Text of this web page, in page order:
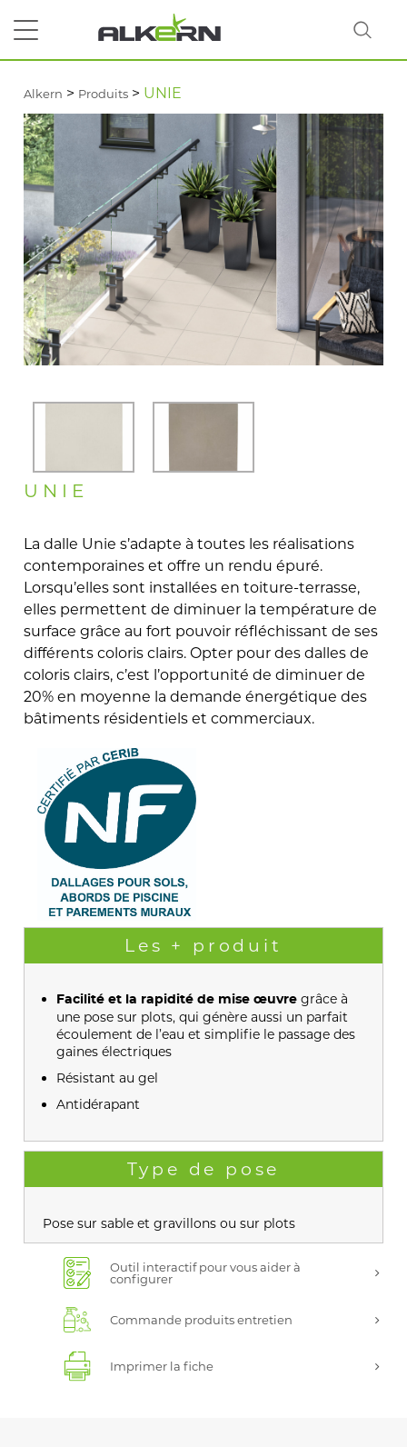
RECHERCHER
Alkern > Produits > UNIE
UNIE
La dalle Unie s’adapte à toutes les réalisations
contemporaines et offre un rendu épuré.
Lorsqu’elles sont installées en toiture-terrasse,
elles permettent de diminuer la température de
surface grâce au fort pouvoir réfléchissant de ses
différents coloris clairs. Opter pour des dalles de
coloris clairs, c’est l’opportunité de diminuer de
20% en moyenne la demande énergétique des
bâtiments résidentiels et commerciaux.
Les + produit
Facilité et la rapidité de mise œuvre grâce à
une pose sur plots, qui génère aussi un parfait
écoulement de l’eau et simplifie le passage des
gaines électriques
Résistant au gel
Antidérapant
Type de pose
Pose sur sable et gravillons ou sur plots
Outil interactif pour vous aider à
configurer
Commande produits entretien
Imprimer la fiche